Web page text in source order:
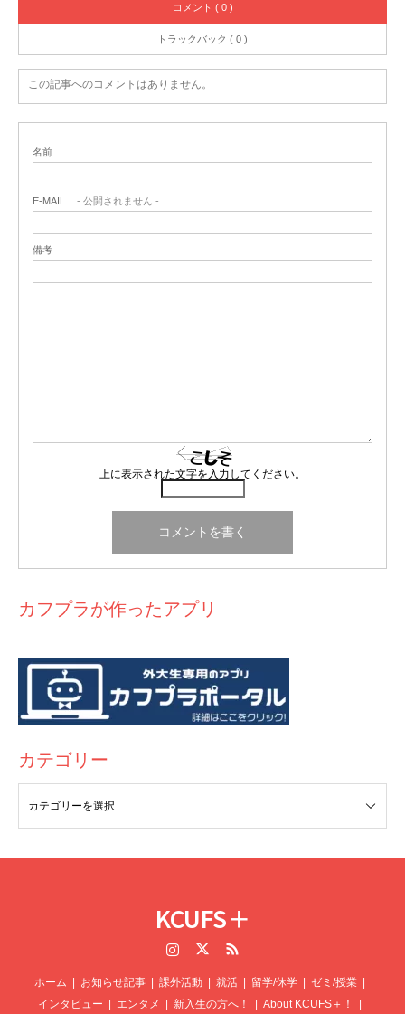
コメント ( 0 )
トラックバック ( 0 )
この記事へのコメントはありません。
名前
E-MAIL - 公開されません -
備考
上に表示された文字を入力してください。
カフプラが作ったアプリ
カテゴリー
KCUFS＋
ホーム お知らせ記事 課外活動 就活 留学/休学
ゼミ/授業
インタビュー
エンタメ 新入生の方へ！ About KCUFS＋！